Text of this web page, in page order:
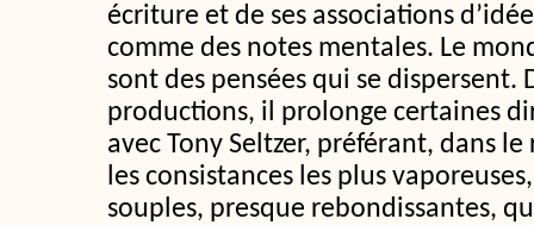
écriture et de ses associations
comme des notes mentales. Le
sont des pensées qui se dispersent.
productions, il prolonge certaines
avec Tony Seltzer, préférant, dans
les consistances les plus
souples, presque rebondissantes,